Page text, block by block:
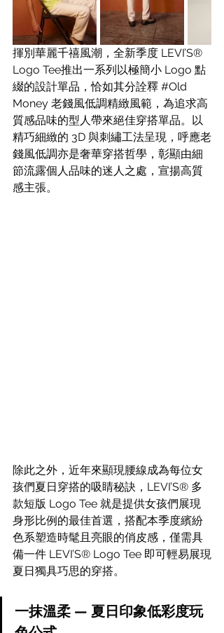
揮別華麗千禧風潮，全新季度 LEVI’S®
Logo Tee推出一系列以極簡小 Logo 點
綴的設計單品，恰如其分詮釋 #Old
Money 老錢風低調精緻風範，為追求高
質感品味的型人帶來絕佳穿搭單品。以
精巧細緻的 3D 與刺繡工法呈現，呼應老
錢風低調亦是奢華穿搭哲學，彰顯由細
節流露個人品味的迷人之處，宣揚高質
感主張。
除此之外，近年來顯現腰線成為每位女
孩們夏日穿搭的吸睛秘訣，LEVI’S® 多
款短版 Logo Tee 就是提供女孩們展現
身形比例的最佳首選，搭配本季度繽紛
色系塑造時髦且亮眼的俏皮感，僅需具
備一件 LEVI’S® Logo Tee 即可輕易展現
夏日獨具巧思的穿搭。
一抹溫柔 — 夏日印象低彩度玩